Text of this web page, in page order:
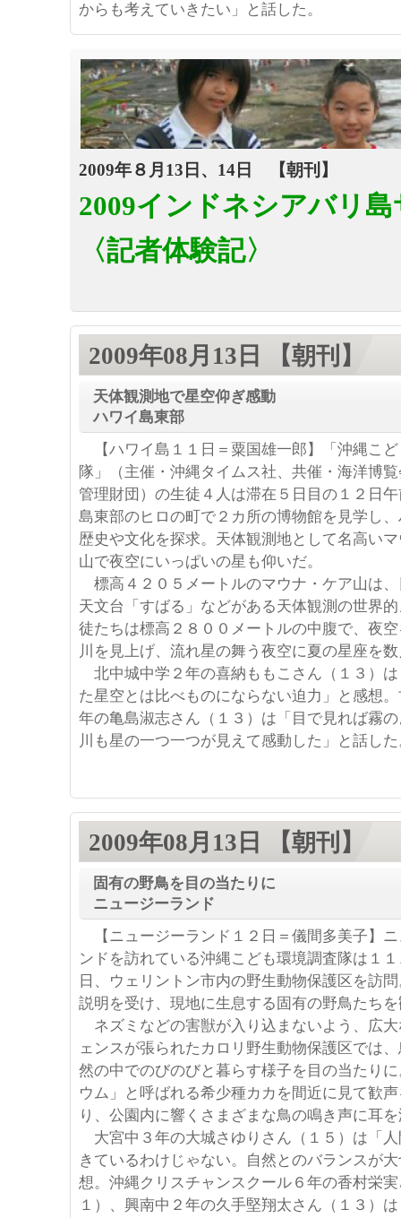
からも考えていきたい」と話した。
2009年８月13日、14日 【朝刊】
2009インドネシアバリ
〈記者体験記〉
2009年08月13日 【朝刊】
天体観測地で星空仰ぎ感動
ハワイ島東部
【ハワイ島１１日＝粟国雄一郎】「沖縄こど
隊」（主催・沖縄タイムス社、共催・海洋博
管理財団）の生徒４人は滞在５日目の１２日
島東部のヒロの町で２カ所の博物館を見学し
歴史や文化を探求。天体観測地として名高い
山で夜空にいっぱいの星も仰いだ。
標高４２０５メートルのマウナ・ケア山は、
天文台「すばる」などがある天体観測の世界
徒たちは標高２８００メートルの中腹で、夜
川を見上げ、流れ星の舞う夜空に夏の星座を
北中城中学２年の喜納ももこさん（１３）は
た星空とは比べものにならない迫力」と感想
年の亀島淑志さん（１３）は「目で見れば霧
川も星の一つ一つが見えて感動した」と話した
2009年08月13日 【朝刊】
固有の野鳥を目の当たりに
ニュージーランド
【ニュージーランド１２日＝儀間多美子】ニ
ンドを訪れている沖縄こども環境調査隊は１
日、ウェリントン市内の野生動物保護区を訪
説明を受け、現地に生息する固有の野鳥たち
ネズミなどの害獣が入り込まないよう、広大
ェンスが張られたカロリ野生動物保護区では
然の中でのびのびと暮らす様子を目の当たり
ウム」と呼ばれる希少種カカを間近に見て歓
り、公園内に響くさまざまな鳥の鳴き声に耳
大宮中３年の大城さゆりさん（１５）は「人
きているわけじゃない。自然とのバランスが
想。沖縄クリスチャンスクール６年の香村栄
１）、興南中２年の久手堅翔太さん（１３）